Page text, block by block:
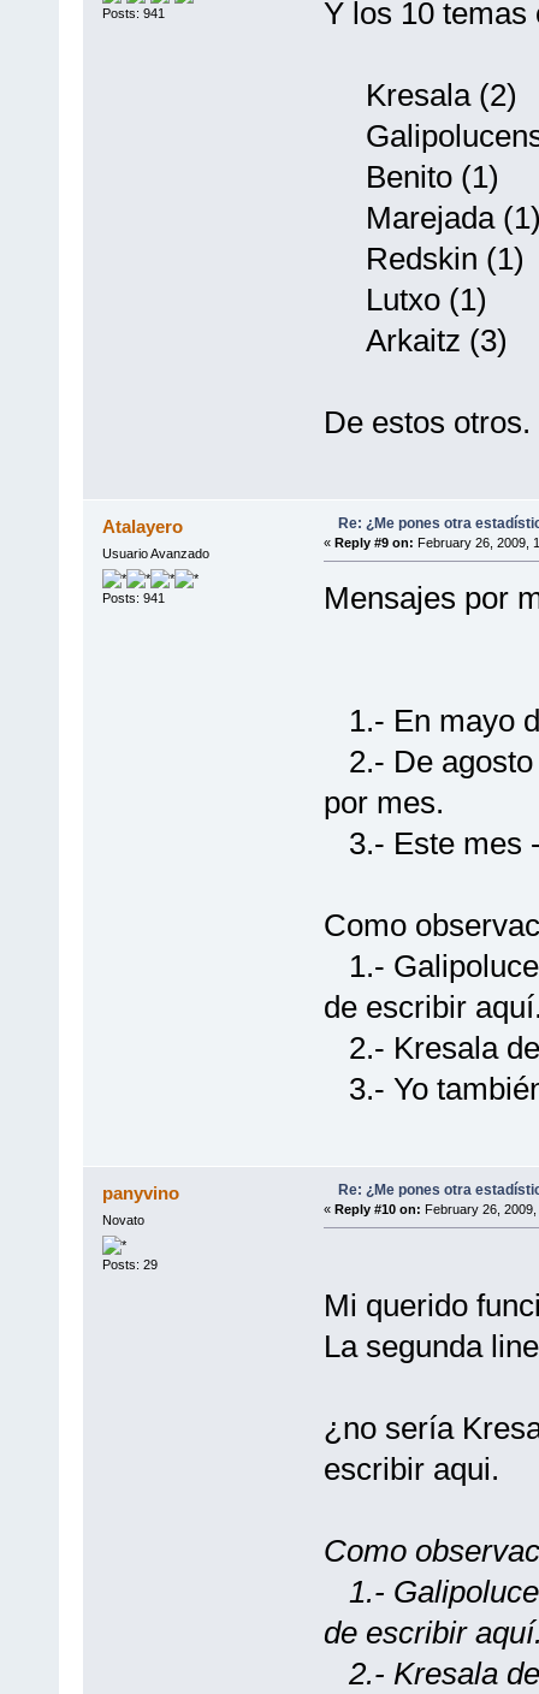
Posts: 941 Y los 10 temas
Kresala (2)
Benito (1)
Marejada
Redskin (1)
Lutxo (1)
Arkaitz (3)
De estos otros.
Atalayero
Usuario Avanzado
Posts: 941
Re: ¿Me pones otra
« Reply #9 on: February 26, 2009,
Mensajes por
1.- En mayo
2.- De agosto
por mes.
3.- Este mes
Como
1.-
de escribir
2.- Kresala
3.- Yo
panyvino
Novato
Posts: 29
Re: ¿Me pones otra
« Reply #10 on: February 26,
Mi querido
La segunda
¿no sería
escribir aqui.
Como
1.-
de escribir
2.- Kresala